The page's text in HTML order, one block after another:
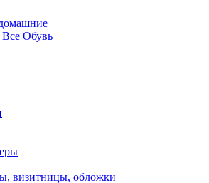
Обувь
визитницы, обложки